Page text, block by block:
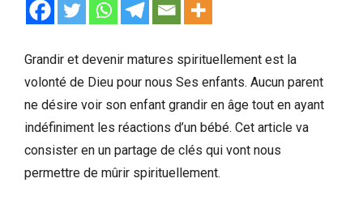
Grandir et devenir matures spirituellement est la
volonté de Dieu pour nous Ses enfants. Aucun parent
ne désire voir son enfant grandir en âge tout en ayant
indéfiniment les réactions d’un bébé. Cet article va
consister en un partage de clés qui vont nous
permettre de mûrir spirituellement.